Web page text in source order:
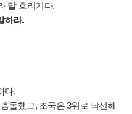
말 흐리기다.
하라.
다.
돌했고, 조국은 3위로 낙선해